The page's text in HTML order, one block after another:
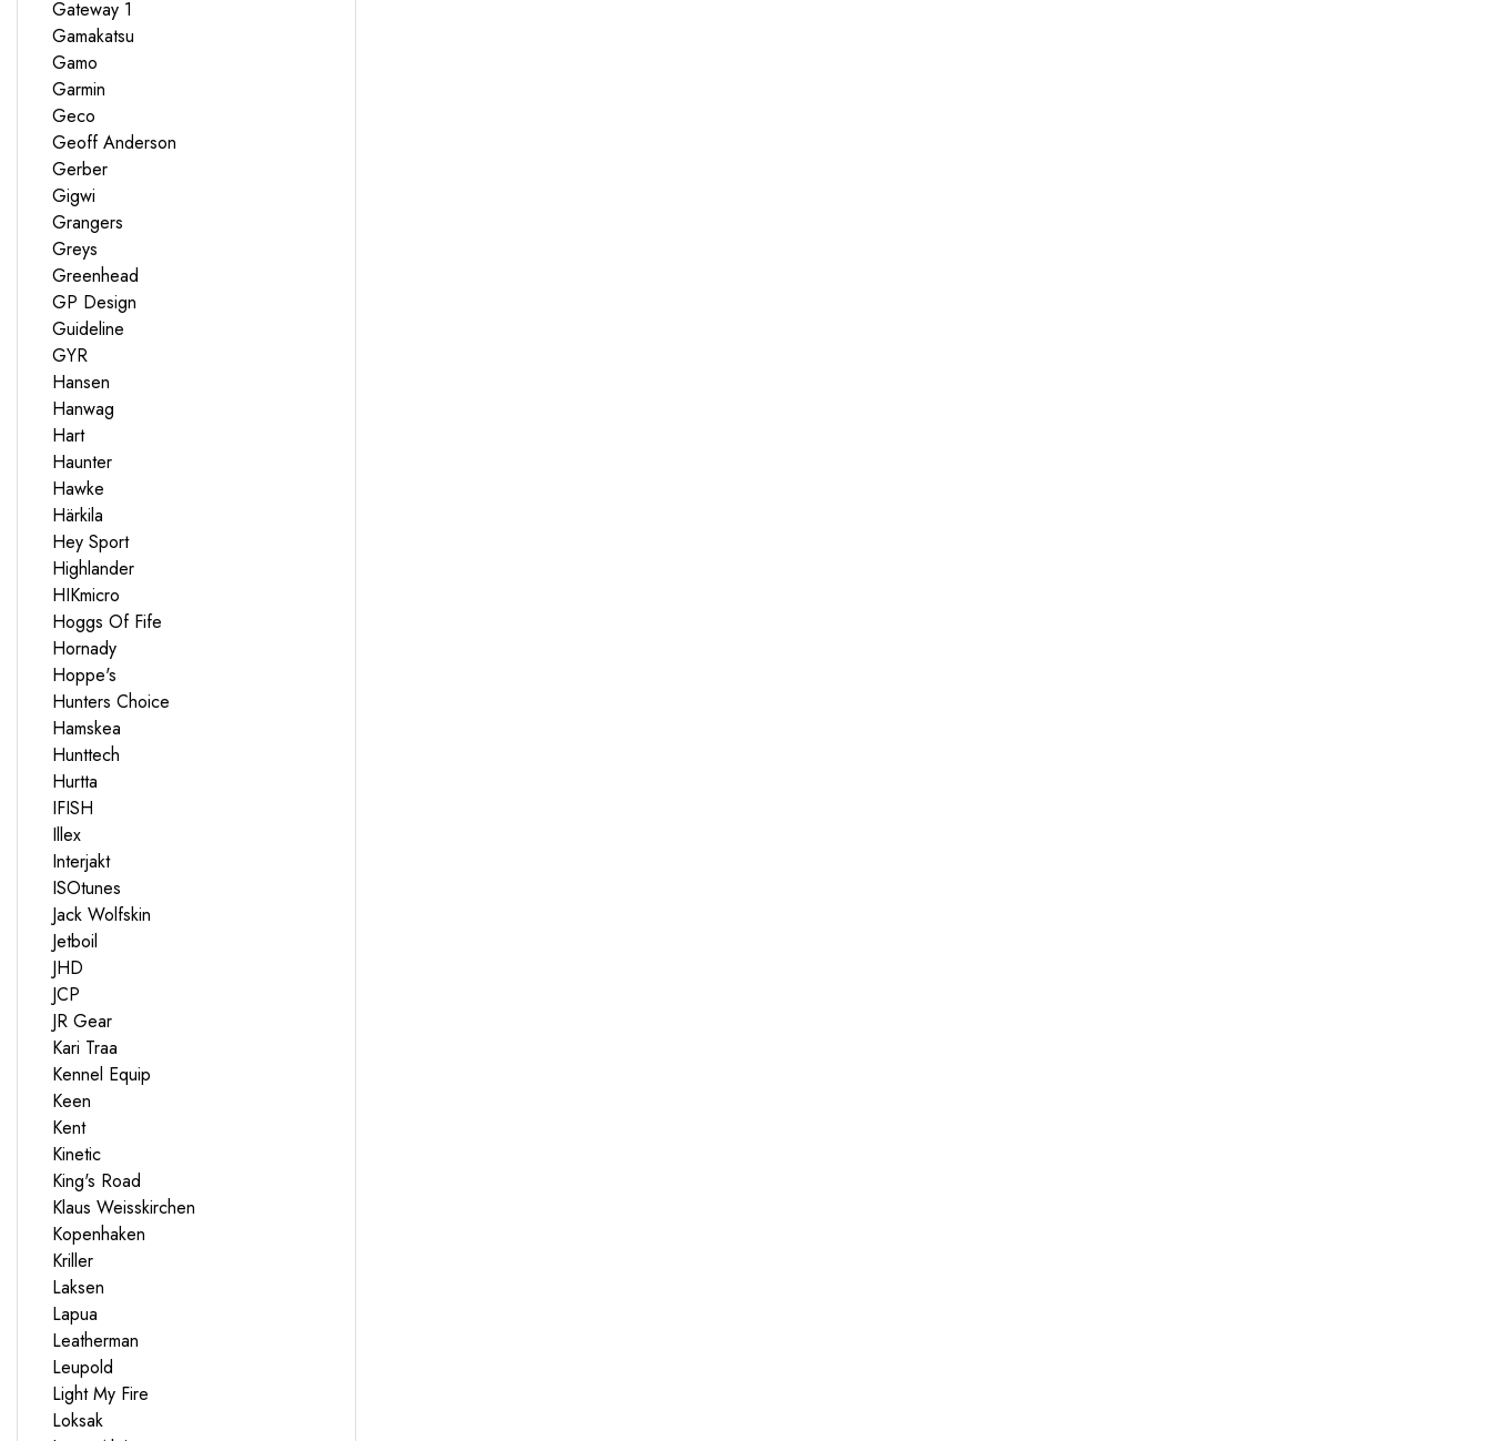
Gateway 1
Gamakatsu
Gamo
Garmin
Geco
Geoff Anderson
Gerber
Gigwi
Grangers
Greys
Greenhead
GP Design
Guideline
GYR
Hansen
Hanwag
Hart
Haunter
Hawke
Härkila
Hey Sport
Highlander
HIKmicro
Hoggs Of Fife
Hornady
Hoppe's
Hunters Choice
Hamskea
Hunttech
Hurtta
IFISH
Illex
Interjakt
ISOtunes
Jack Wolfskin
Jetboil
JHD
JCP
JR Gear
Kari Traa
Kennel Equip
Keen
Kent
Kinetic
King's Road
Klaus Weisskirchen
Kopenhaken
Kriller
Laksen
Lapua
Leatherman
Leupold
Light My Fire
Loksak